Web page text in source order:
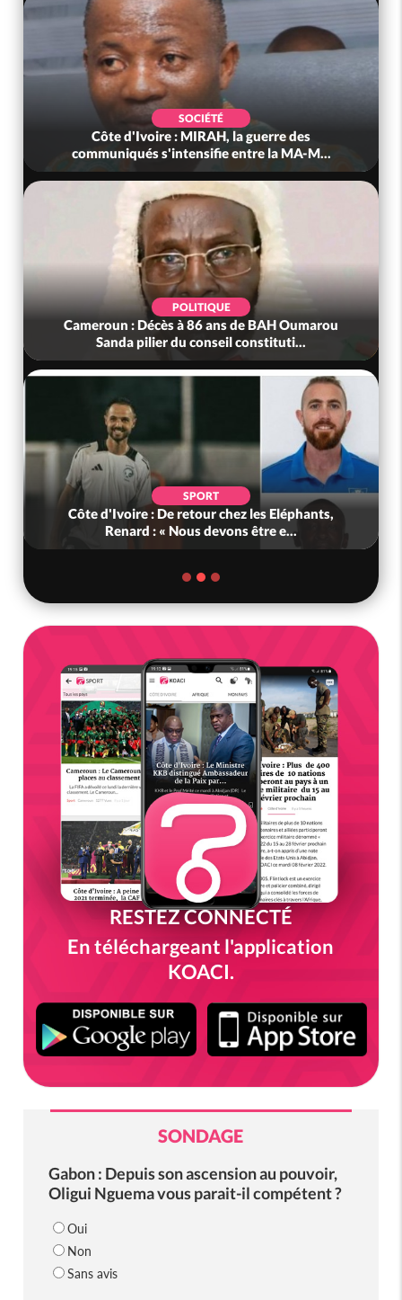
SOCIÉTÉ
Côte d'Ivoire : MIRAH, la guerre des
communiqués s'intensifie entre la MA-M...
POLITIQUE
Cameroun : Décès à 86 ans de BAH Oumarou
Sanda pilier du conseil constituti...
SPORT
Côte d'Ivoire : De retour chez les Eléphants,
Renard : « Nous devons être e...
RESTEZ CONNECTÉ
En téléchargeant l'application
KOACI.
SONDAGE
Gabon : Depuis son ascension au pouvoir,
Oligui Nguema vous parait-il compétent ?
Oui
Non
Sans avis